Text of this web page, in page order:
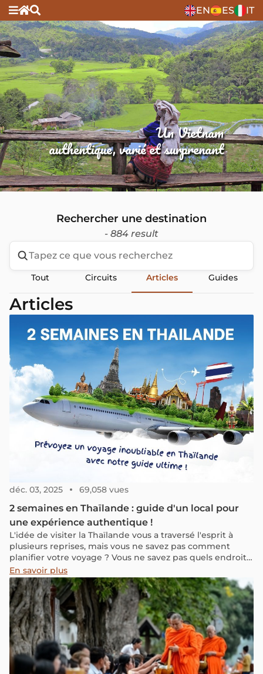
EN ES IT
Un Vietnam
authentique, varié et surprenant
Rechercher une destination
- 884 result
Tout Circuits Articles Guides
Articles
déc. 03, 2025 69,058 vues
2 semaines en Thaïlande : guide d'un local pour
une expérience authentique !
L'idée de visiter la Thaïlande vous a traversé l'esprit à
plusieurs reprises, mais vous ne savez pas comment
planifier votre voyage ? Vous ne savez pas quels endroits
visiter ou combien de temps devriez-vous voyager en
Thaïlande ? Ne vous inquiétez pas, car nous avons
compilé le guide ultime d'une aventure de 2 semaines
en Thaïlande, remplie de sites à voir, de villes à visiter, de
détails budgétaires et de toutes les informations
nécessaires pour un voyage amusant et animé au pays
du sourire. Préparez-vous à vivre une expérience
inoubliable au cœur de la Thaïlande !
En savoir plus